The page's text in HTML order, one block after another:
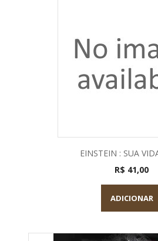
EINSTEIN : SUA
R$ 41,00
ADICIONAR